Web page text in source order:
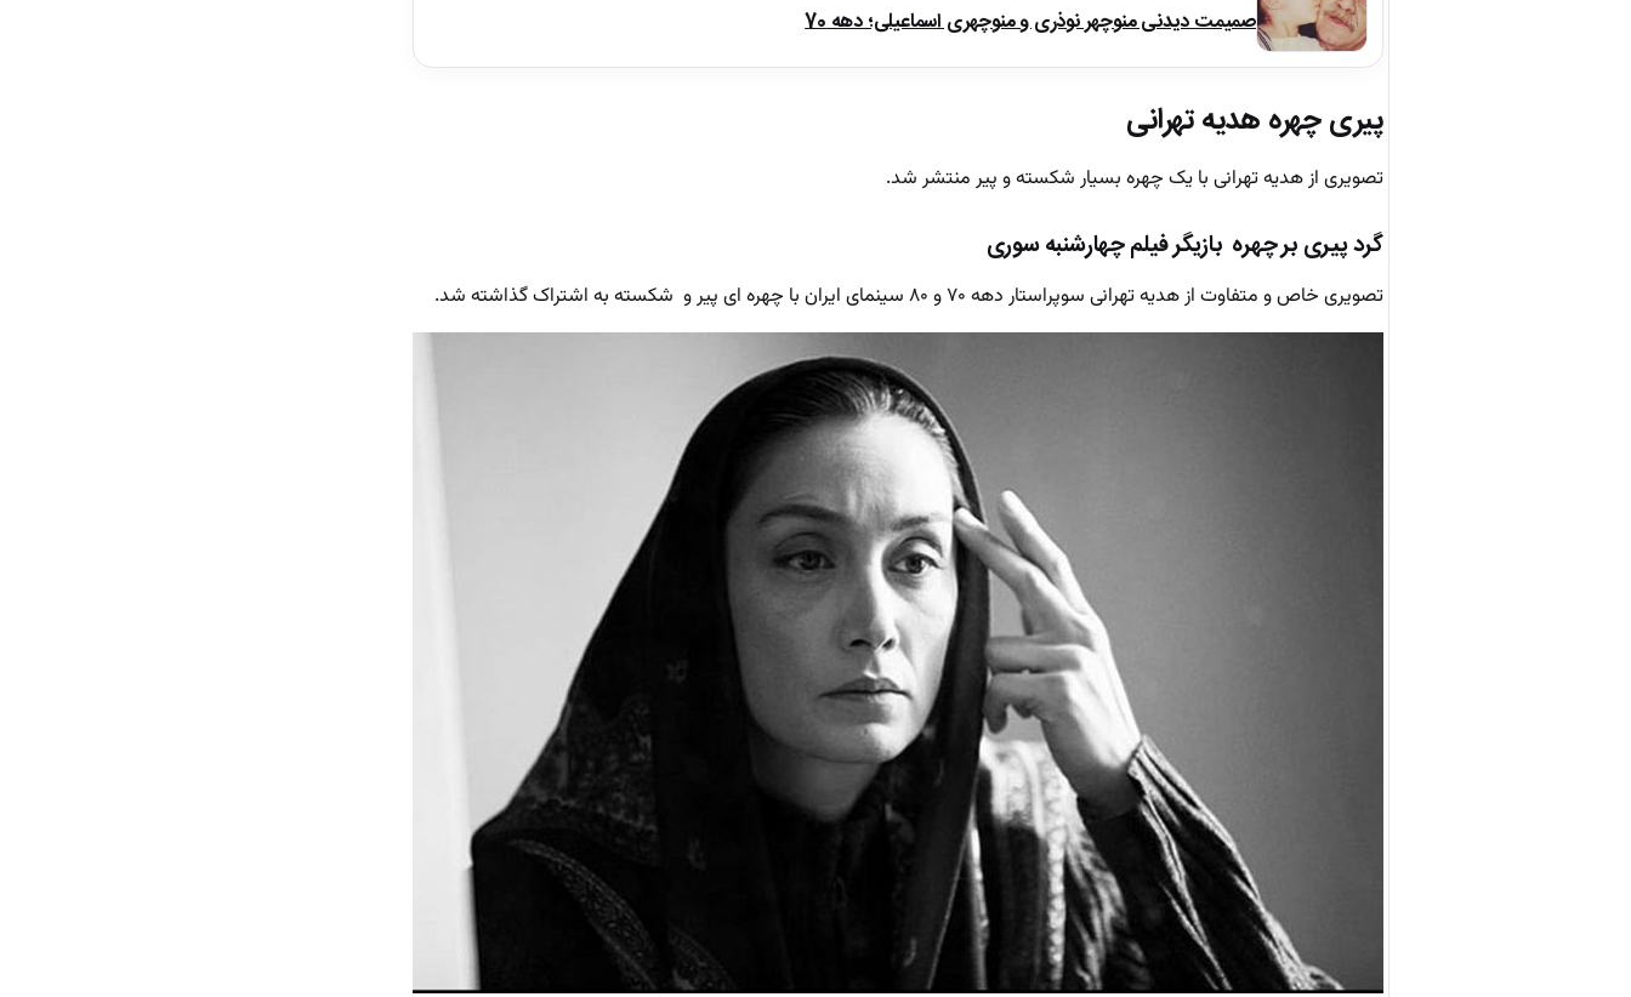
صمیمت دیدنی منوچهر نوذری و منوچهری اسماعیلی؛ دهه 70
پیری چهره هدیه تهرانی
تصویری از هدیه تهرانی با یک چهره بسیار شکسته و پیر منتشر شد.
گرد پیری بر چهره بازیگر فیلم چهارشنبه سوری
تصویری خاص و متفاوت از هدیه تهرانی سوپراستار دهه ۷۰ و ۸۰ سینمای ایران با چهره ای پیر و شکسته به اشتراک گذاشته شد.